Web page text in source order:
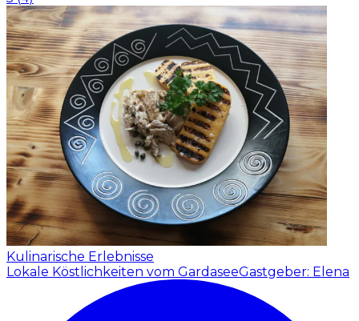
Kulinarische Erlebnisse
Lokale Köstlichkeiten vom GardaseeGastgeber: Elena